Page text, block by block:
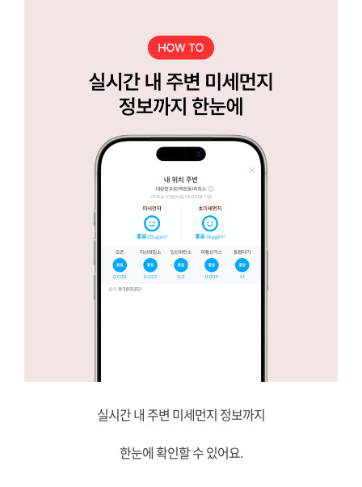
실시간 내 주변 미세먼지 정보까지
한눈에 확인할 수 있어요.